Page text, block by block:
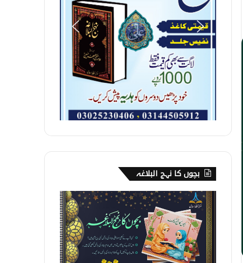
بچوں کا نہج البلاغہ